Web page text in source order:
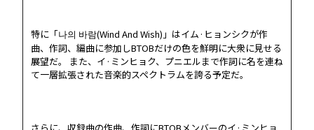
特に「나의 바람(Wind And Wish)」はイム·ヒョンシクが作
曲、作詞、編曲に参加しBTOBだけの色を鮮明に大衆に見せる
展望だ。 また、イ·ミンヒョク、プニエルまで作詞に名を連ね
て一層拡張された音楽的スペクトラムを誇る予定だ。
さらに、収録曲の作曲、作詞にBTOBメンバーのイ·ミンヒョ